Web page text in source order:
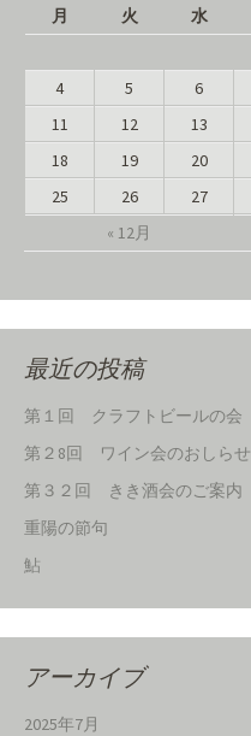
月
火 水
« 12月
4
5 6
11
12 13
18
19 20
25
26 27
最近の投稿
第１回 クラフトビールの会
第２8回 ワイン会のおしらせ
第３２回 きき酒会のご案内
重陽の節句
鮎
アーカイブ
2025年7月